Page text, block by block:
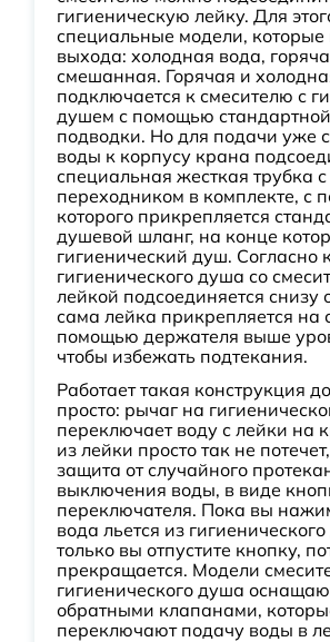
гигиеническую лейку. Для
специальные модели, которые
выхода: холодная вода,
смешанная. Горячая и
подключается к смесителю с
душем с помощью
подводки. Но для подачи уже
воды к корпусу крана
специальная жесткая трубка с
переходником в комплекте, с
которого прикрепляется
душевой шланг, на конце
гигиенический душ. Согласно
гигиенического душа со
лейкой подсоединяется снизу
сама лейка прикрепляется на
помощью держателя выше
чтобы избежать подтекания.
Работает такая конструкция
просто: рычаг на
переключает воду с лейки на
из лейки просто так не
защита от случайного
выключения воды, в виде
переключателя. Пока вы
вода льется из
только вы отпустите кнопку,
прекращается. Модели
гигиенического душа
обратными клапанами,
переключают подачу воды в